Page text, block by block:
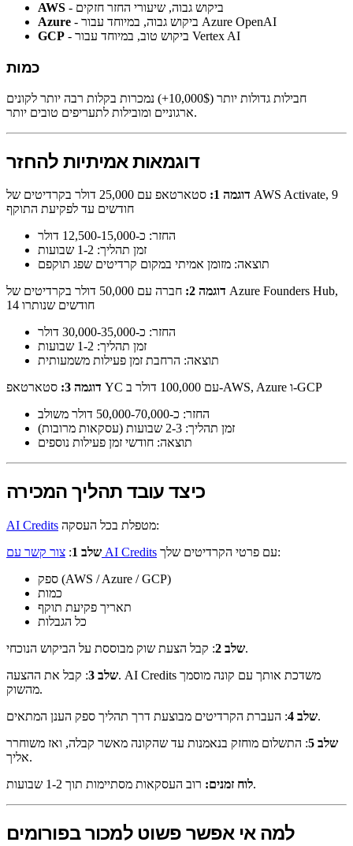
AWS
- ביקוש גבוה, שיעורי החזר חזקים
Azure
- ביקוש גבוה, במיוחד עבור Azure OpenAI
GCP
- ביקוש טוב, במיוחד עבור Vertex AI
כמות
חבילות גדולות יותר (10,000$+) נמכרות בקלות רבה יותר לקונים
ארגוניים ומובילות לתעריפים טובים יותר.
דוגמאות אמיתיות להחזר
דוגמה 1:
סטארטאפ עם 25,000 דולר בקרדיטים של AWS Activate, 9
חודשים עד לפקיעת התוקף
החזר: כ-12,500-15,000 דולר
זמן תהליך: 1-2 שבועות
תוצאה: מזומן אמיתי במקום קרדיטים שפג תוקפם
דוגמה 2:
חברה עם 50,000 דולר בקרדיטים של Azure Founders Hub,
14 חודשים שנותרו
החזר: כ-30,000-35,000 דולר
זמן תהליך: 1-2 שבועות
תוצאה: הרחבת זמן פעילות משמעותית
דוגמה 3:
סטארטאפ YC עם 100,000 דולר ב-AWS, Azure ו-GCP
החזר: כ-50,000-70,000 דולר משולב
זמן תהליך: 2-3 שבועות (עסקאות מרובות)
תוצאה: חודשי זמן פעילות נוספים
כיצד עובד תהליך המכירה
AI Credits
מטפלת בכל העסקה:
שלב 1
: צור קשר עם AI Credits
עם פרטי הקרדיטים שלך:
ספק (AWS / Azure / GCP)
כמות
תאריך פקיעת תוקף
כל הגבלות
שלב 2: קבל הצעת שוק מבוססת על הביקוש הנוכחי.
שלב 3
: קבל את ההצעה. AI Credits משדכת אותך עם קונה מוסמך
מהשוק.
שלב 4: העברת הקרדיטים מבוצעת דרך תהליך ספק הענן המתאים.
שלב 5
: התשלום מוחזק בנאמנות עד שהקונה מאשר קבלה, ואז משוחרר
אליך.
לוח זמנים:רוב העסקאות מסתיימות תוך 1-2 שבועות.
למה אי אפשר פשוט למכור בפורומים